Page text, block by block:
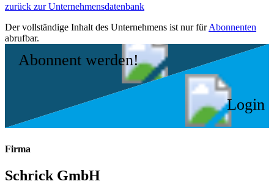
zurück zur Unternehmensdatenbank
Der vollständige Inhalt des Unternehmens ist nur fürAbonnenten
abrufbar.
Abonnent werden!
Login
Firma
Schrick GmbH